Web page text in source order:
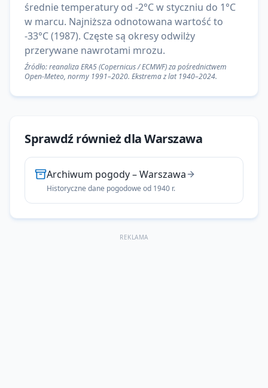
średnie temperatury od -2°C w styczniu do 1°C
w marcu. Najniższa odnotowana wartość to
-33°C (1987). Częste są okresy odwilży
przerywane nawrotami mrozu.
Źródło: reanaliza ERA5 (Copernicus / ECMWF) za pośrednictwem
Open-Meteo, normy 1991–2020. Ekstrema z lat 1940–2024.
Sprawdź również dlaWarszawa
Archiwum pogody–Warszawa
Historyczne dane pogodowe od 1940 r.
REKLAMA